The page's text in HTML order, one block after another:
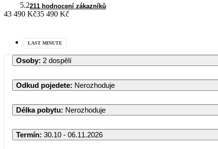
5.2211 hodnocení zákazníků
43 490 Kč35 490 Kč
LAST MINUTE
Osoby: 2 dospělí
Odkud pojedete: Nerozhoduje
Délka pobytu: Nerozhoduje
Termín: 30.10 - 06.11.2026